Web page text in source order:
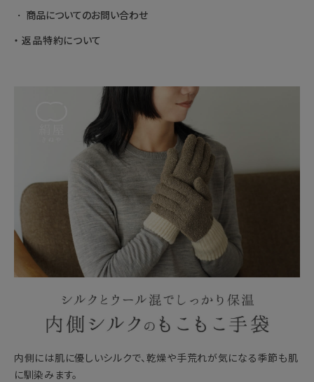
商品についてのお問い合わせ
返品特約について
内側には肌に優しいシルクで、乾燥や手荒れが気になる季節も肌
に馴染みます。